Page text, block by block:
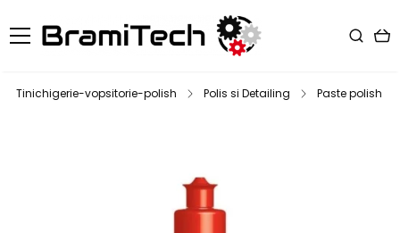
Tinichigerie-vopsitorie-polish Polis si Detailing Paste polish